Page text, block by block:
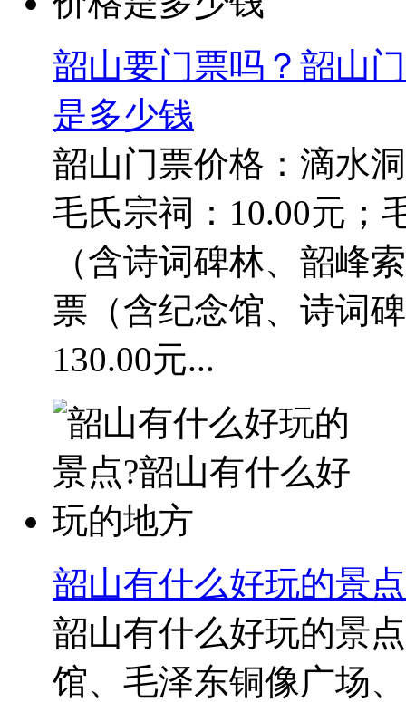
韶山要门票吗？韶山
是多少钱
韶山​门票价格：滴水
毛氏宗祠：10.00元；
（含诗词碑林、韶峰
票（含纪念馆、诗词
130.00元...
韶山有什么好玩的景
韶山有什么好玩的景
馆、毛泽东铜像广场